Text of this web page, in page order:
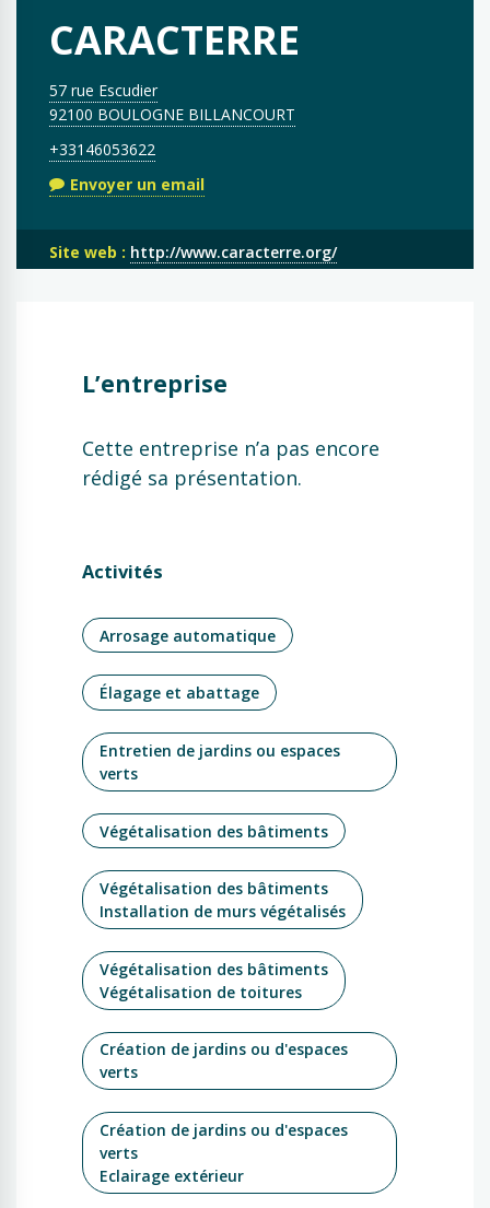
CARACTERRE
57 rue Escudier
92100 BOULOGNE BILLANCOURT
+33146053622
Envoyer un email
Site web : http://www.caracterre.org/
L’entreprise
Cette entreprise n’a pas encore
rédigé sa présentation.
Activités
Arrosage automatique
Élagage et abattage
Entretien de jardins ou espaces
verts
Végétalisation des bâtiments
Végétalisation des bâtiments
Installation de murs végétalisés
Végétalisation des bâtiments
Végétalisation de toitures
Création de jardins ou d'espaces
verts
Création de jardins ou d'espaces
verts
Eclairage extérieur